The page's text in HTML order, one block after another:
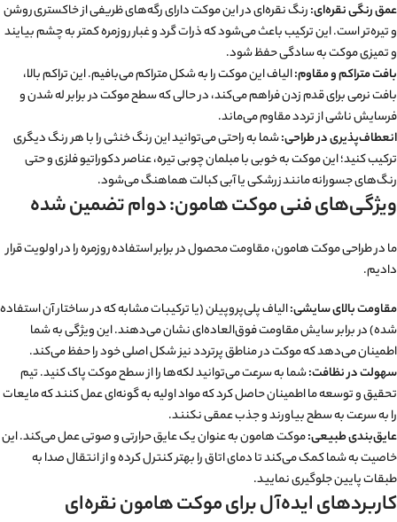
عمق رنگی نقره‌ای:رنگ نقره‌ای در این موکت دارای رگه‌های ظریفی از خاکستری روشن
و تیره‌تر است. این ترکیب باعث می‌شود که ذرات گرد و غبار روزمره کمتر به چشم بیایند
و تمیزی موکت به سادگی حفظ شود.
بافت متراکم و مقاوم:الیاف این موکت را به شکل متراکم می‌بافیم. این تراکم بالا،
بافت نرمی برای قدم زدن فراهم می‌کند، در حالی که سطح موکت در برابر له شدن و
فرسایش ناشی از تردد مقاوم می‌ماند.
انعطاف‌پذیری در طراحی:شما به راحتی می‌توانید این رنگ خنثی را با هر رنگ دیگری
ترکیب کنید؛ این موکت به خوبی با مبلمان چوبی تیره، عناصر دکوراتیو فلزی و حتی
رنگ‌های جسورانه مانند زرشکی یا آبی کبالت هماهنگ می‌شود.
ویژگی‌های فنی موکت هامون: دوام تضمین شده
ما در طراحی موکت هامون، مقاومت محصول در برابر استفاده روزمره را در اولویت قرار
دادیم.
مقاومت بالای سایشی:الیاف پلی‌پروپیلن (یا ترکیبات مشابه که در ساختار آن استفاده
شده) در برابر سایش مقاومت فوق‌العاده‌ای نشان می‌دهند. این ویژگی به شما
اطمینان می‌دهد که موکت در مناطق پرتردد نیز شکل اصلی خود را حفظ می‌کند.
سهولت در نظافت:شما به سرعت می‌توانید لکه‌ها را از سطح موکت پاک کنید. تیم
تحقیق و توسعه ما اطمینان حاصل کرد که مواد اولیه به گونه‌ای عمل کنند که مایعات
را به سرعت به سطح بیاورند و جذب عمقی نکنند.
عایق‌بندی طبیعی:موکت هامون به عنوان یک عایق حرارتی و صوتی عمل می‌کند. این
خاصیت به شما کمک می‌کند تا دمای اتاق را بهتر کنترل کرده و از انتقال صدا به
طبقات پایین جلوگیری نمایید.
کاربردهای ایده‌آل برای موکت هامون نقره‌ای